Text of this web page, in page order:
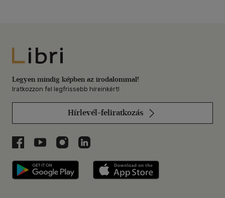
Libri
Legyen mindig képben az irodalommal!
Iratkozzon fel legfrissebb híreinkért!
Hírlevél-feliratkozás
Libri a Facebookon
Libri a Youtube-on
Libri az Instagramon
Libri a LinkedInen
Libri applikáció Szerezd meg: Google